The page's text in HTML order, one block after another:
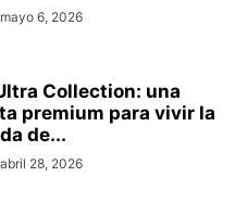
mayo 6, 2026
Collection: una
premium para vivir la
de...
abril 28, 2026